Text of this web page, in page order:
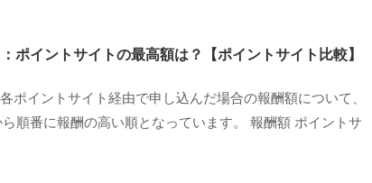
イントサイトの最高額は？【ポイントサイト比較】
イントサイト経由で申し込んだ場合の報酬額について、
順番に報酬の高い順となっています。 報酬額 ポイントサ